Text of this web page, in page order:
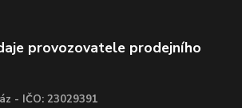
provozovatele prodejního
- IČO: 23029391